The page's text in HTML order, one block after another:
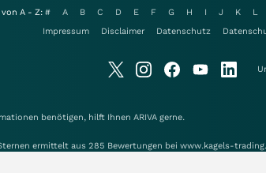
A - Z: # A B C D E F G H I J K L
Impressum
Disclaimer Datenschutz
benötigen, hilft Ihnen ARIVA gerne.
ermittelt aus 285 Bewertungen bei www.kagels-